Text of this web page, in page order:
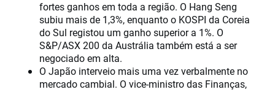
fortes ganhos em toda a região. O Hang Seng
subiu mais de 1,3%, enquanto o KOSPI da Coreia
do Sul registou um ganho superior a 1%. O
S&P/ASX 200 da Austrália também está a ser
negociado em alta.
O Japão interveio mais uma vez verbalmente no
mercado cambial. O vice-ministro das Finanças,